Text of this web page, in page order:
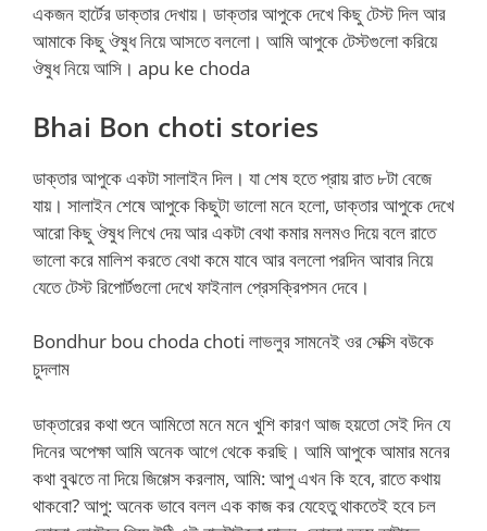
একজন হার্টের ডাক্তার দেখায়। ডাক্তার আপুকে দেখে কিছু টেস্ট দিল আর
আমাকে কিছু ঔষুধ নিয়ে আসতে বললো। আমি আপুকে টেস্টগুলো করিয়ে
ঔষুধ নিয়ে আসি। apu ke choda
Bhai Bon choti stories
ডাক্তার আপুকে একটা সালাইন দিল। যা শেষ হতে প্রায় রাত ৮টা বেজে
যায়। সালাইন শেষে আপুকে কিছুটা ভালো মনে হলো, ডাক্তার আপুকে দেখে
আরো কিছু ঔষুধ লিখে দেয় আর একটা বেথা কমার মলমও দিয়ে বলে রাতে
ভালো করে মালিশ করতে বেথা কমে যাবে আর বললো পরদিন আবার নিয়ে
যেতে টেস্ট রিপোর্টগুলো দেখে ফাইনাল প্রেসক্রিপসন দেবে।
Bondhur bou choda choti লাভলুর সামনেই ওর সেক্সি বউকে
চুদলাম
ডাক্তারের কথা শুনে আমিতো মনে মনে খুশি কারণ আজ হয়তো সেই দিন যে
দিনের অপেক্ষা আমি অনেক আগে থেকে করছি। আমি আপুকে আমার মনের
কথা বুঝতে না দিয়ে জিগ্গেস করলাম, আমি: আপু এখন কি হবে, রাতে কথায়
থাকবো? আপু: অনেক ভাবে বলল এক কাজ কর যেহেতু থাকতেই হবে চল